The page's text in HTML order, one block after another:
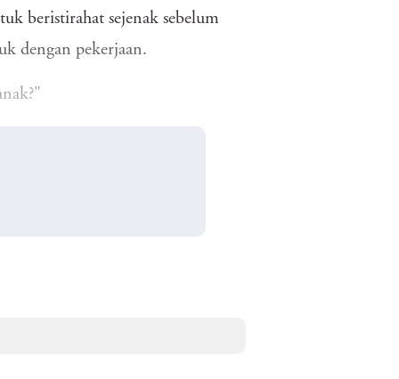
beristirahat sejenak sebelum
dengan pekerjaan.
menumpuk.